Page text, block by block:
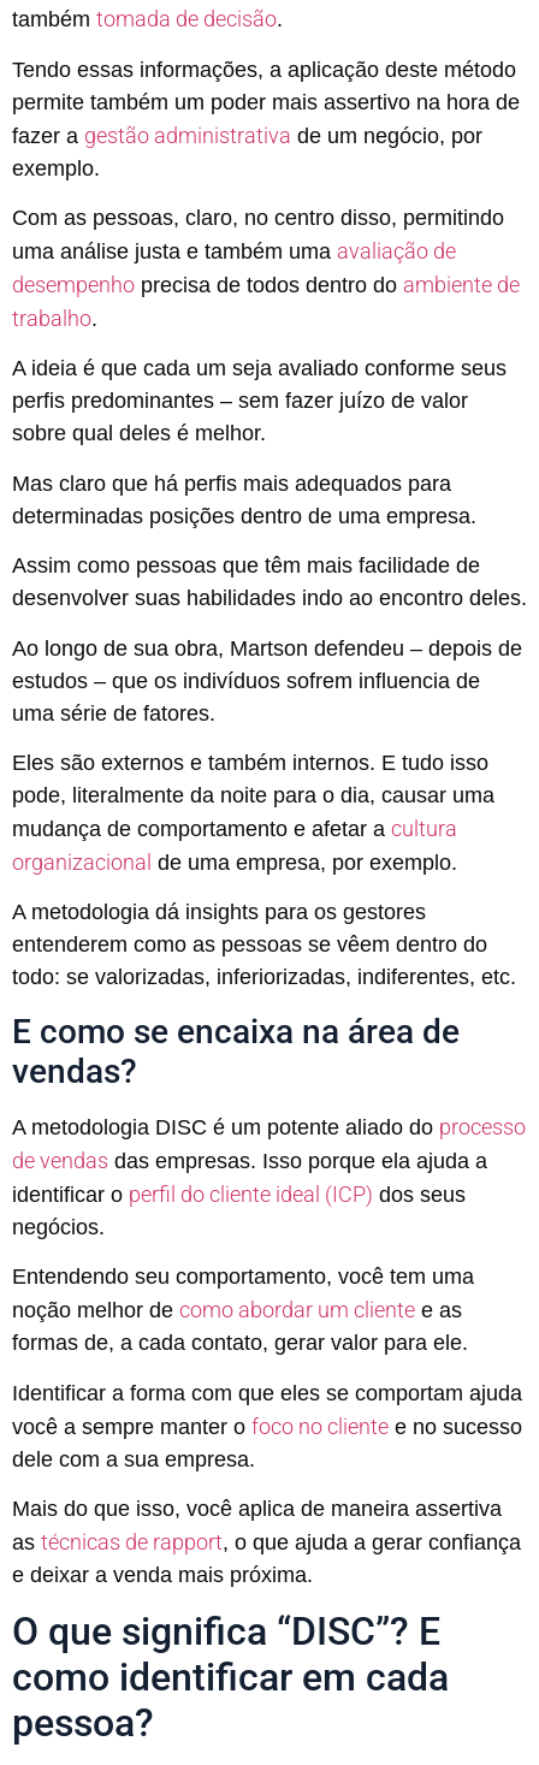
também tomada de decisão.
Tendo essas informações, a aplicação deste método
permite também um poder mais assertivo na hora de
fazer a gestão administrativa de um negócio, por
exemplo.
Com as pessoas, claro, no centro disso, permitindo
uma análise justa e também uma avaliação de
desempenho precisa de todos dentro do ambiente de
trabalho.
A ideia é que cada um seja avaliado conforme seus
perfis predominantes – sem fazer juízo de valor
sobre qual deles é melhor.
Mas claro que há perfis mais adequados para
determinadas posições dentro de uma empresa.
Assim como pessoas que têm mais facilidade de
desenvolver suas habilidades indo ao encontro deles.
Ao longo de sua obra, Martson defendeu – depois de
estudos – que os indivíduos sofrem influencia de
uma série de fatores.
Eles são externos e também internos. E tudo isso
pode, literalmente da noite para o dia, causar uma
mudança de comportamento e afetar a cultura
organizacional de uma empresa, por exemplo.
A metodologia dá insights para os gestores
entenderem como as pessoas se vêem dentro do
todo: se valorizadas, inferiorizadas, indiferentes, etc.
E como se encaixa na área de
vendas?
A metodologia DISC é um potente aliado do processo
de vendas das empresas. Isso porque ela ajuda a
identificar o perfil do cliente ideal (ICP) dos seus
negócios.
Entendendo seu comportamento, você tem uma
noção melhor de como abordar um cliente e as
formas de, a cada contato, gerar valor para ele.
Identificar a forma com que eles se comportam ajuda
você a sempre manter o foco no cliente e no sucesso
dele com a sua empresa.
Mais do que isso, você aplica de maneira assertiva
as técnicas de rapport, o que ajuda a gerar confiança
e deixar a venda mais próxima.
O que significa “DISC”? E
como identificar em cada
pessoa?